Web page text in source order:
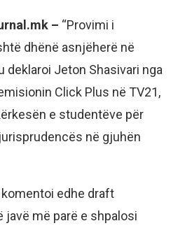
– “Provimi i
dhënë asnjëherë në
deklaroi Jeton Shasivari nga
Click Plus në TV21,
e studentëve për
në gjuhën
edhe draft
javë më parë e shpalosi